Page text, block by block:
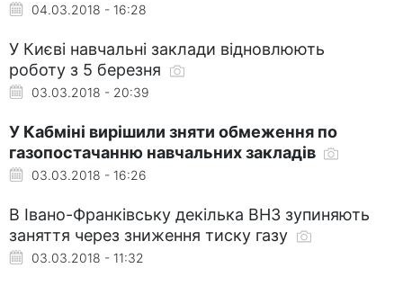
04.03.2018 - 16:28
У Києві навчальні заклади відновлюють
роботу з 5 березня
03.03.2018 - 20:39
У Кабміні вирішили зняти обмеження по
газопостачанню навчальних закладів
03.03.2018 - 16:26
В Івано-Франківську декілька ВНЗ зупиняють
заняття через зниження тиску газу
03.03.2018 - 11:32